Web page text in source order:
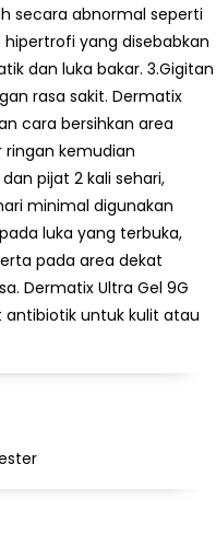
secara abnormal seperti
yang disebabkan
dan luka bakar. 3.Gigitan
rasa sakit. Dermatix
cara bersihkan area
kemudian
pijat 2 kali sehari,
minimal digunakan
luka yang terbuka,
pada area dekat
Dermatix Ultra Gel 9G
untuk kulit atau